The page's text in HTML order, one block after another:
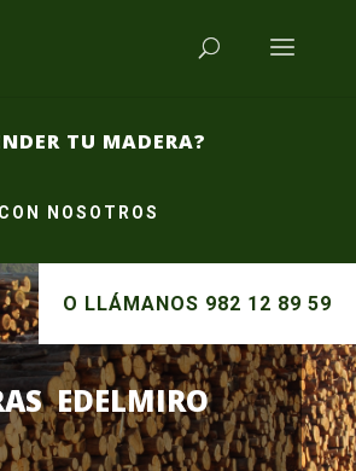
TU MADERA?
NOSOTROS
O LLÁMANOS 982 12 89 59
EDELMIRO